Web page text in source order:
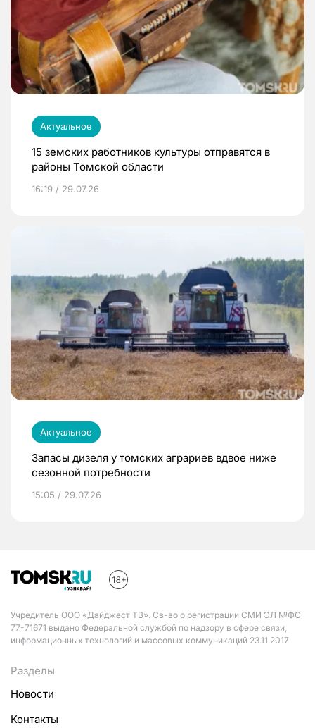
Актуальное
15 земских работников культуры отправятся в
районы Томской области
16:19 / 29.07.26
Актуальное
Запасы дизеля у томских аграриев вдвое ниже
сезонной потребности
15:05 / 29.07.26
Учредитель ООО «Дайджест ТВ». Св-во о регистрации СМИ ЭЛ №ФС
77-71671 выдано Федеральной службой по надзору в сфере связи,
информационных технологий и массовых коммуникаций 23.11.2017
Разделы
Новости
Контакты